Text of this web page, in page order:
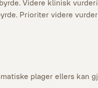
Videre klinisk
Prioriter videre
plager ellers kan